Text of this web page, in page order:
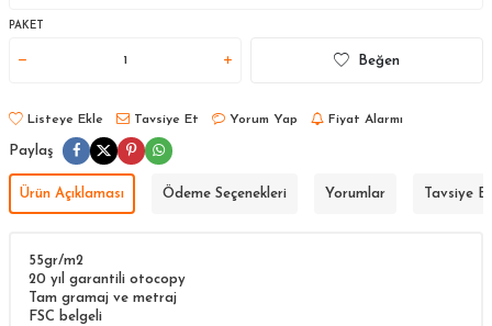
PAKET
Beğen
Listeye Ekle Tavsiye Et Yorum Yap Fiyat Alarmı
Paylaş
Ürün Açıklaması Ödeme Seçenekleri Yorumlar Tavsiye
55gr/m2
20 yıl garantili otocopy
Tam gramaj ve metraj
FSC belgeli